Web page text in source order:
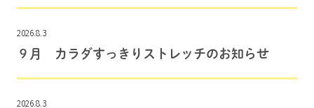
2026.8.3
９月 カラダすっきりストレッチのお知らせ
2026.8.3